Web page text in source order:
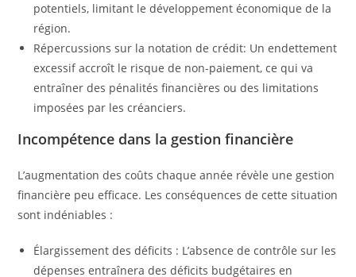
potentiels, limitant le développement économique de la
région.
Répercussions sur la notation de crédit: Un endettement
excessif accroît le risque de non-paiement, ce qui va
entraîner des pénalités financières ou des limitations
imposées par les créanciers.
Incompétence dans la gestion financière
L’augmentation des coûts chaque année révèle une gestion
financière peu efficace. Les conséquences de cette situation
sont indéniables :
Élargissement des déficits : L’absence de contrôle sur les
dépenses entraînera des déficits budgétaires en